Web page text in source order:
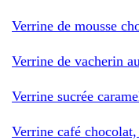
Verrine de mousse
Verrine de vacherin
Verrine sucrée
Verrine café